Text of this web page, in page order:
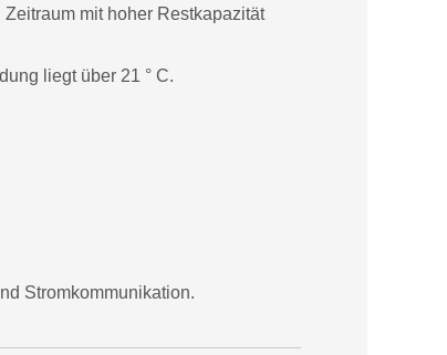
mit hoher Restkapazität
liegt über 21 ° C.
Stromkommunikation.